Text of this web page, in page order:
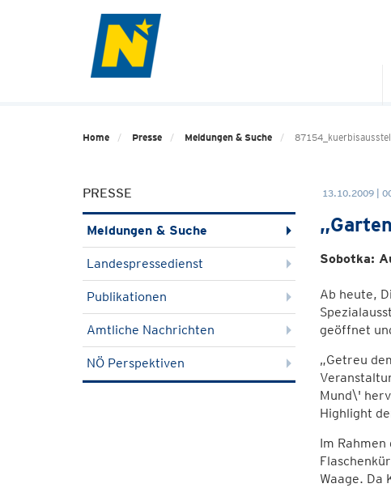
Home Presse Meldungen & Suche
PRESSE
Meldungen & Suche
Landespressedienst
Publikationen
Amtliche Nachrichten
NÖ Perspektiven
13.10.2009 |
Sobotka:
Ab heute,
geöffnet
„Getreu
Mund\'
Highlight
Im
Waage. Da